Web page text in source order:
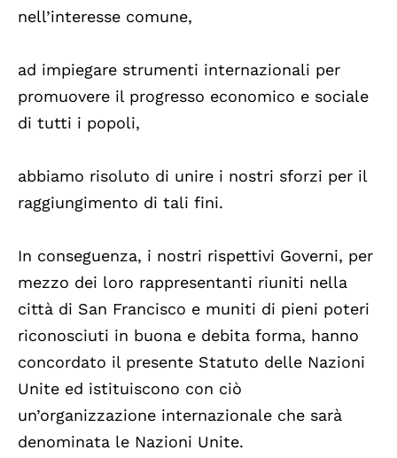
nell’interesse comune,
ad impiegare strumenti internazionali per
promuovere il progresso economico e sociale
di tutti i popoli,
abbiamo risoluto di unire i nostri sforzi per il
raggiungimento di tali fini.
In conseguenza, i nostri rispettivi Governi, per
mezzo dei loro rappresentanti riuniti nella
città di San Francisco e muniti di pieni poteri
riconosciuti in buona e debita forma, hanno
concordato il presente Statuto delle Nazioni
Unite ed istituiscono con ciò
un’organizzazione internazionale che sarà
denominata le Nazioni Unite.